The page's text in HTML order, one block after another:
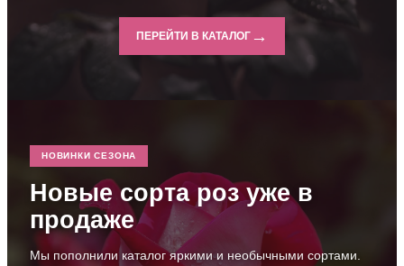
ПЕРЕЙТИ В КАТАЛОГ →
НОВИНКИ СЕЗОНА
Новые сорта роз уже в
продаже
Мы пополнили каталог яркими и необычными сортами.